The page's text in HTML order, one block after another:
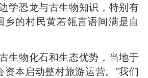
学恐龙与古生物知识，特别有
乡的村民黄若瓴言语间满是自
物化石和生态优势，当地于
本启动整村旅游运营。“我们